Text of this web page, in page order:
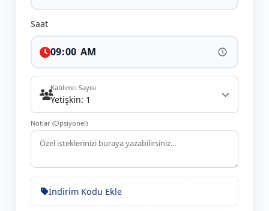
Saat
Katılımcı Sayısı
Yetişkin: 1
Notlar (Opsiyonel)
İndirim Kodu Ekle